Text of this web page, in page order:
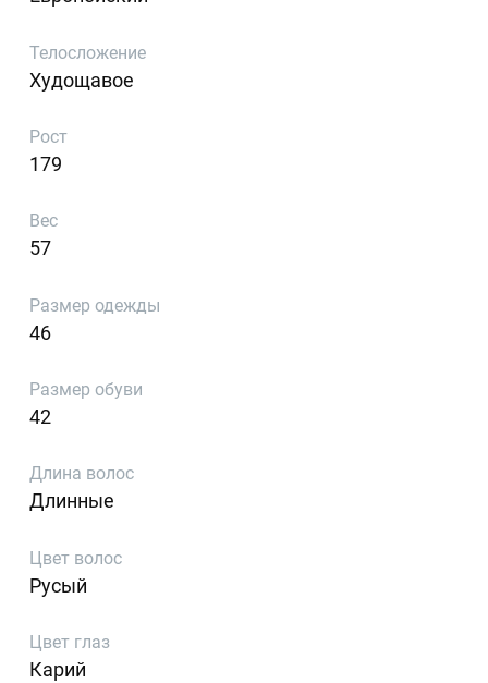
Телосложение
Худощавое
Рост
179
Вес
57
Размер одежды
46
Размер обуви
42
Длина волос
Длинные
Цвет волос
Русый
Цвет глаз
Карий